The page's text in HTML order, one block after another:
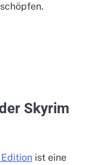
Skyrim
ist eine